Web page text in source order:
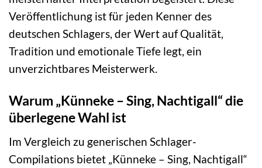
Veröffentlichung ist für jeden Kenner des
deutschen Schlagers, der Wert auf Qualität,
Tradition und emotionale Tiefe legt, ein
unverzichtbares Meisterwerk.
Warum „Künneke – Sing, Nachtigall“ die
überlegene Wahl ist
Im Vergleich zu generischen Schlager-
Compilations bietet „Künneke – Sing, Nachtigall“